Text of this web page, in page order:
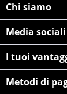
Chi siamo
Media sociali
I tuoi
Metodi di